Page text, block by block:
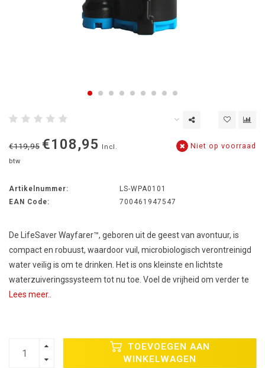
€119,95 €108,95
Incl.
btw
Niet op voorraad
Artikelnummer:
LS-WPA0101
EAN Code:
700461947547
De LifeSaver Wayfarer™, geboren uit de geest van avontuur, is
compact en robuust, waardoor vuil, microbiologisch verontreinigd
water veilig is om te drinken. Het is ons kleinste en lichtste
waterzuiveringssysteem tot nu toe. Voel de vrijheid om verder te
Lees meer..
TOEVOEGEN AAN
WINKELWAGEN